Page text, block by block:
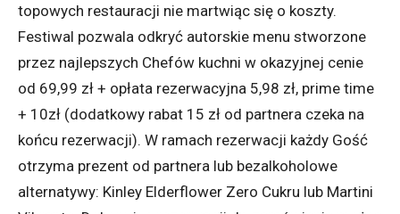
topowych restauracji nie martwiąc się o koszty.
Festiwal pozwala odkryć autorskie menu stworzone
przez najlepszych Chefów kuchni w okazyjnej cenie
od 69,99 zł + opłata rezerwacyjna 5,98 zł, prime time
+ 10zł (dodatkowy rabat 15 zł od partnera czeka na
końcu rezerwacji). W ramach rezerwacji każdy Gość
otrzyma prezent od partnera lub bezalkoholowe
alternatywy: Kinley Elderflower Zero Cukru lub Martini